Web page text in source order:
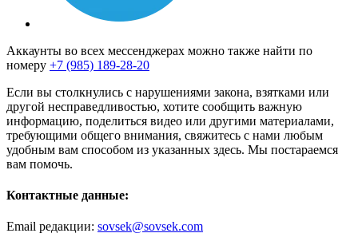
Аккаунты во всех мессенджерах можно также найти по
номеру +7 (985) 189-28-20
Если вы столкнулись с нарушениями закона, взятками или
другой несправедливостью, хотите сообщить важную
информацию, поделиться видео или другими материалами,
требующими общего внимания, свяжитесь с нами любым
удобным вам способом из указанных здесь. Мы постараемся
вам помочь.
Контактные данные:
Email редакции: sovsek@sovsek.com